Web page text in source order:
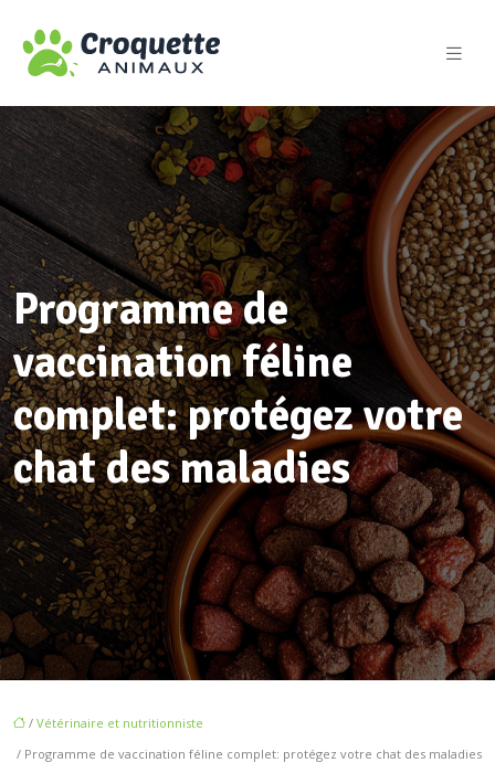
Programme de
vaccination féline
complet: protégez votre
chat des maladies
/ Vétérinaire et nutritionniste
/ Programme de vaccination féline complet: protégez votre chat des maladies